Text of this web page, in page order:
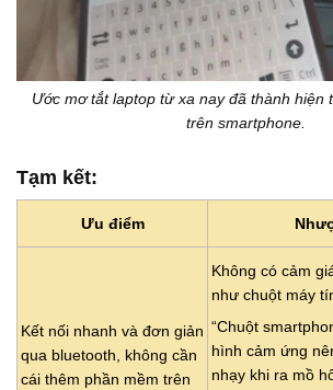
Ước mơ tắt laptop từ xa nay đã thành hiện
trên smartphone.
Tạm kết:
Ưu điểm
Kết nối nhanh và đơn giản
qua bluetooth, không cần
cái thêm phần mềm trên
Không có cảm
như chuột máy
“Chuột
hình cảm ứng
nhạy khi ra mồ